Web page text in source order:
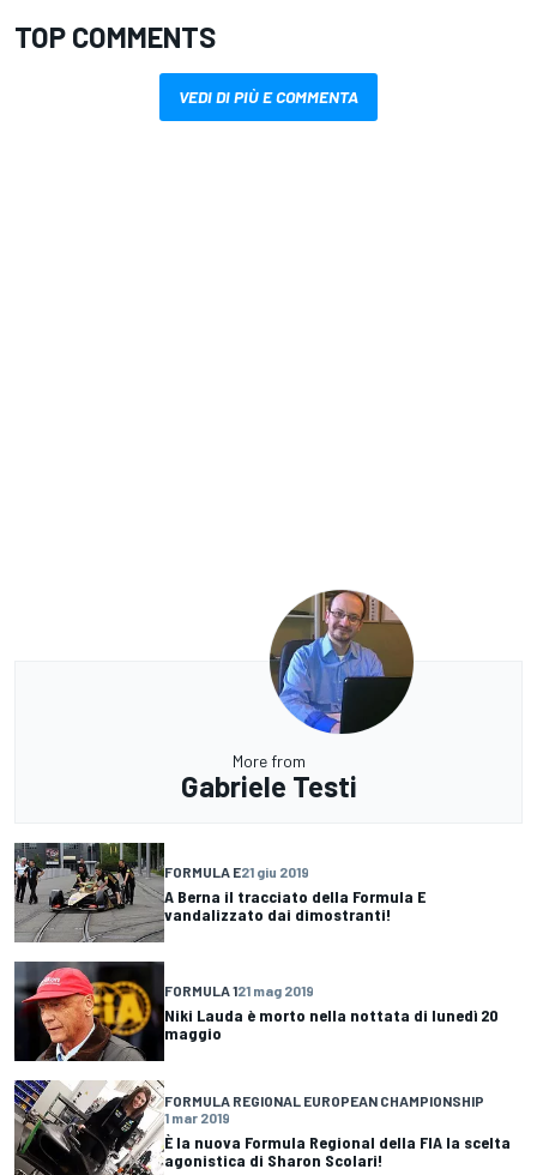
TOP COMMENTS
VEDI DI PIÙ E COMMENTA
More from
Gabriele Testi
FORMULA E21 giu 2019
A Berna il tracciato della Formula E
vandalizzato dai dimostranti!
FORMULA 121 mag 2019
Niki Lauda è morto nella nottata di lunedì 20
maggio
FORMULA REGIONAL EUROPEAN CHAMPIONSHIP
1 mar 2019
È la nuova Formula Regional della FIA la scelta
agonistica di Sharon Scolari!